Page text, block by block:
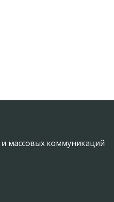
массовых коммуникаций